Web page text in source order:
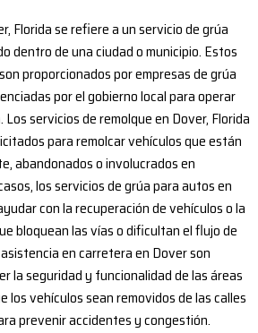
Florida se refiere a un servicio de grúa
dentro de una ciudad o municipio. Estos
proporcionados por empresas de grúa
por el gobierno local para operar
servicios de remolque en Dover, Florida
para remolcar vehículos que están
abandonados o involucrados en
los servicios de grúa para autos en
con la recuperación de vehículos o la
bloquean las vías o dificultan el flujo de
en carretera en Dover son
la seguridad y funcionalidad de las áreas
los vehículos sean removidos de las calles
prevenir accidentes y congestión.